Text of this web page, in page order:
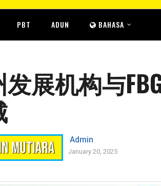
PBT ADUN BAHASA
展机构与
Admin
January 20, 2025